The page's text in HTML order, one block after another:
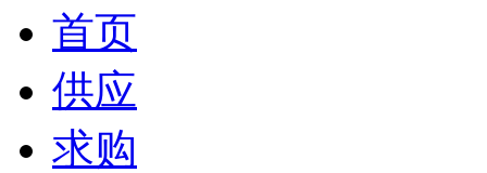
首页
供应
求购